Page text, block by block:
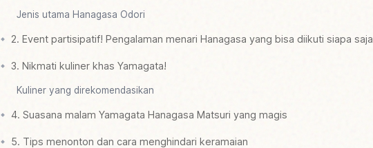
Jenis utama Hanagasa Odori
2. Event partisipatif! Pengalaman menari Hanagasa yang bisa diikuti siapa saja
3. Nikmati kuliner khas Yamagata!
Kuliner yang direkomendasikan
4. Suasana malam Yamagata Hanagasa Matsuri yang magis
5. Tips menonton dan cara menghindari keramaian